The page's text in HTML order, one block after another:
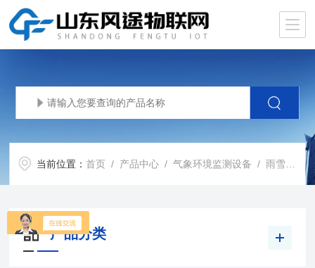
当前位置：首页 / 产品中心 /气象环境监测设备 /雨雪量计
产品分类